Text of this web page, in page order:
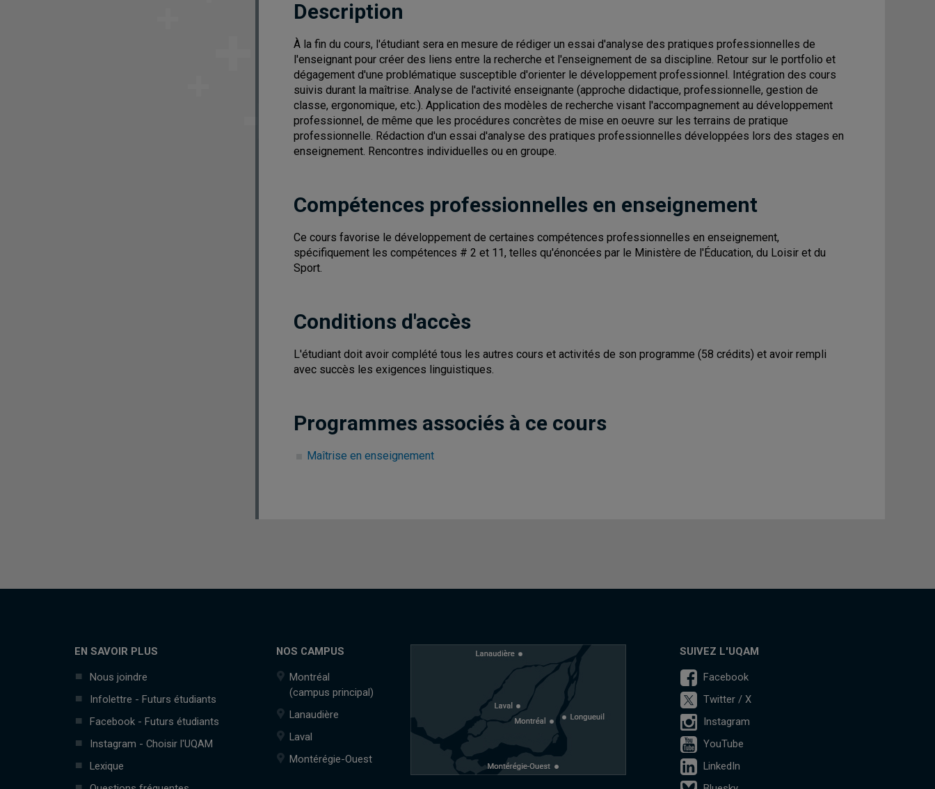
Description
À la fin du cours, l'étudiant sera en mesure de rédiger un essai d'analyse des pratiques professionnelles de
l'enseignant pour créer des liens entre la recherche et l'enseignement de sa discipline. Retour sur le portfolio et
dégagement d'une problématique susceptible d'orienter le développement professionnel. Intégration des cours
suivis durant la maîtrise. Analyse de l'activité enseignante (approche didactique, professionnelle, gestion de
classe, ergonomique, etc.). Application des modèles de recherche visant l'accompagnement au développement
professionnel, de même que les procédures concrètes de mise en oeuvre sur les terrains de pratique
professionnelle. Rédaction d'un essai d'analyse des pratiques professionnelles développées lors des stages en
enseignement. Rencontres individuelles ou en groupe.
Compétences professionnelles en enseignement
Ce cours favorise le développement de certaines compétences professionnelles en enseignement,
spécifiquement les compétences # 2 et 11, telles qu'énoncées par le Ministère de l'Éducation, du Loisir et du
Sport.
Conditions d'accès
L'étudiant doit avoir complété tous les autres cours et activités de son programme (58 crédits) et avoir rempli
avec succès les exigences linguistiques.
Programmes associés à ce cours
Maîtrise en enseignement
EN SAVOIR PLUS
Nous joindre
Infolettre - Futurs étudiants
Facebook - Futurs étudiants
Instagram - Choisir l'UQAM
Lexique
NOS CAMPUS
Montréal
(campus principal)
Lanaudière
Laval
Montérégie-Ouest
SUIVEZ L'UQAM
Facebook
Twitter / X
Instagram
YouTube
LinkedIn